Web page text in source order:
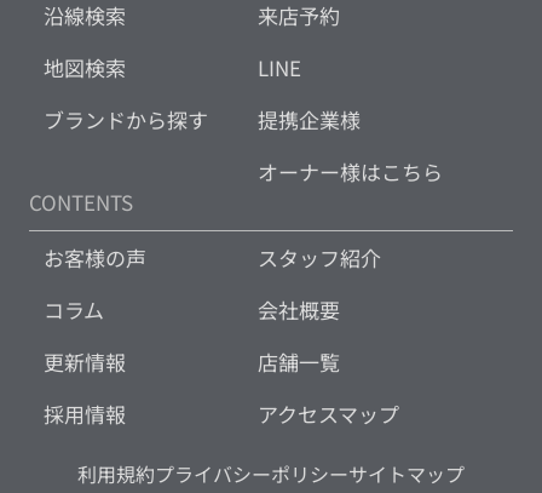
沿線検索
地図検索
ブランドから探す
来店予約
LINE
提携企業様
オーナー様はこちら
CONTENTS
お客様の声
コラム
更新情報
採用情報
スタッフ紹介
会社概要
店舗一覧
アクセスマップ
利用規約プライバシーポリシーサイトマップ